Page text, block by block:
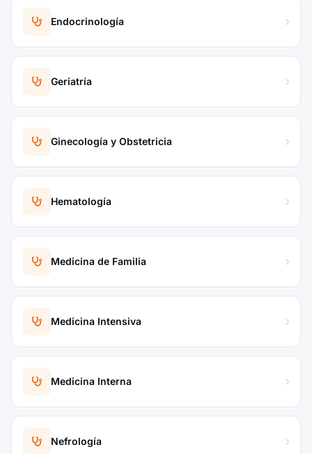
Endocrinología
Geriatría
Ginecología y Obstetricia
Hematología
Medicina de Familia
Medicina Intensiva
Medicina Interna
Nefrología